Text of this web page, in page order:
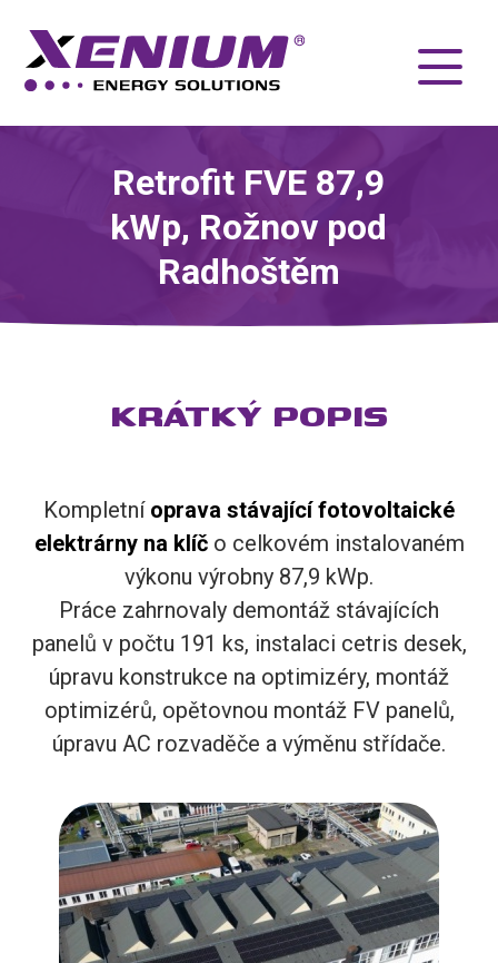
Retrofit FVE 87,9
kWp, Rožnov pod
Radhoštěm
KRÁTKÝ POPIS
Kompletníoprava stávající fotovoltaické
elektrárny na klíč o celkovém instalovaném
výkonu výrobny 87,9 kWp.
Práce zahrnovaly demontáž stávajících
panelů v počtu 191 ks, instalaci cetris desek,
úpravu konstrukce na optimizéry, montáž
optimizérů, opětovnou montáž FV panelů,
úpravu AC rozvaděče a výměnu střídače.